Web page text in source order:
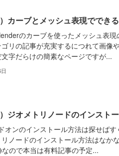
）カーブとメッシュ表現ででき
のカーブを使ったメッシュ表
リの記事が充実するにつれて画像
字だらけの簡素なページですが...
）ジオメトリノードのインスト
オンのインストール方法は探せばす
ノードのインストール方法はなか
ので本当は有料記事の予定...